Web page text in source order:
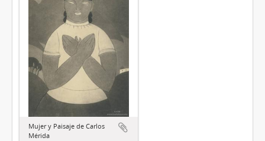
Mujer y Paisaje de Carlos
Mérida